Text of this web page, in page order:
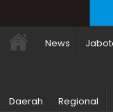
News
Daerah Regional